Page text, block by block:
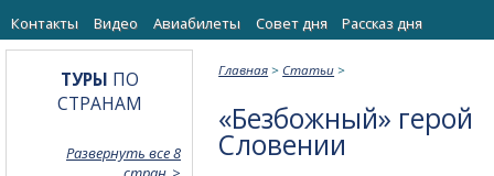
Контакты
Видео Авиабилеты Cовет дня Рассказ дня
Главная > Статьи >
«Безбожный» герой
Словении
ТУРЫ ПО
СТРАНАМ
Развернуть все 8